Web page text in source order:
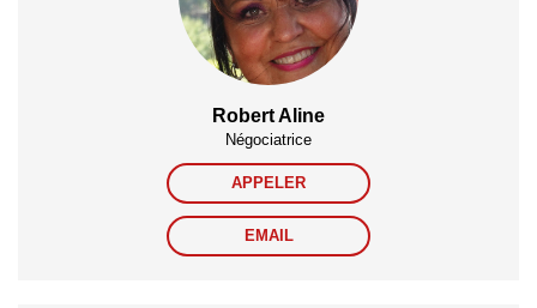
Robert Aline
Négociatrice
APPELER
EMAIL